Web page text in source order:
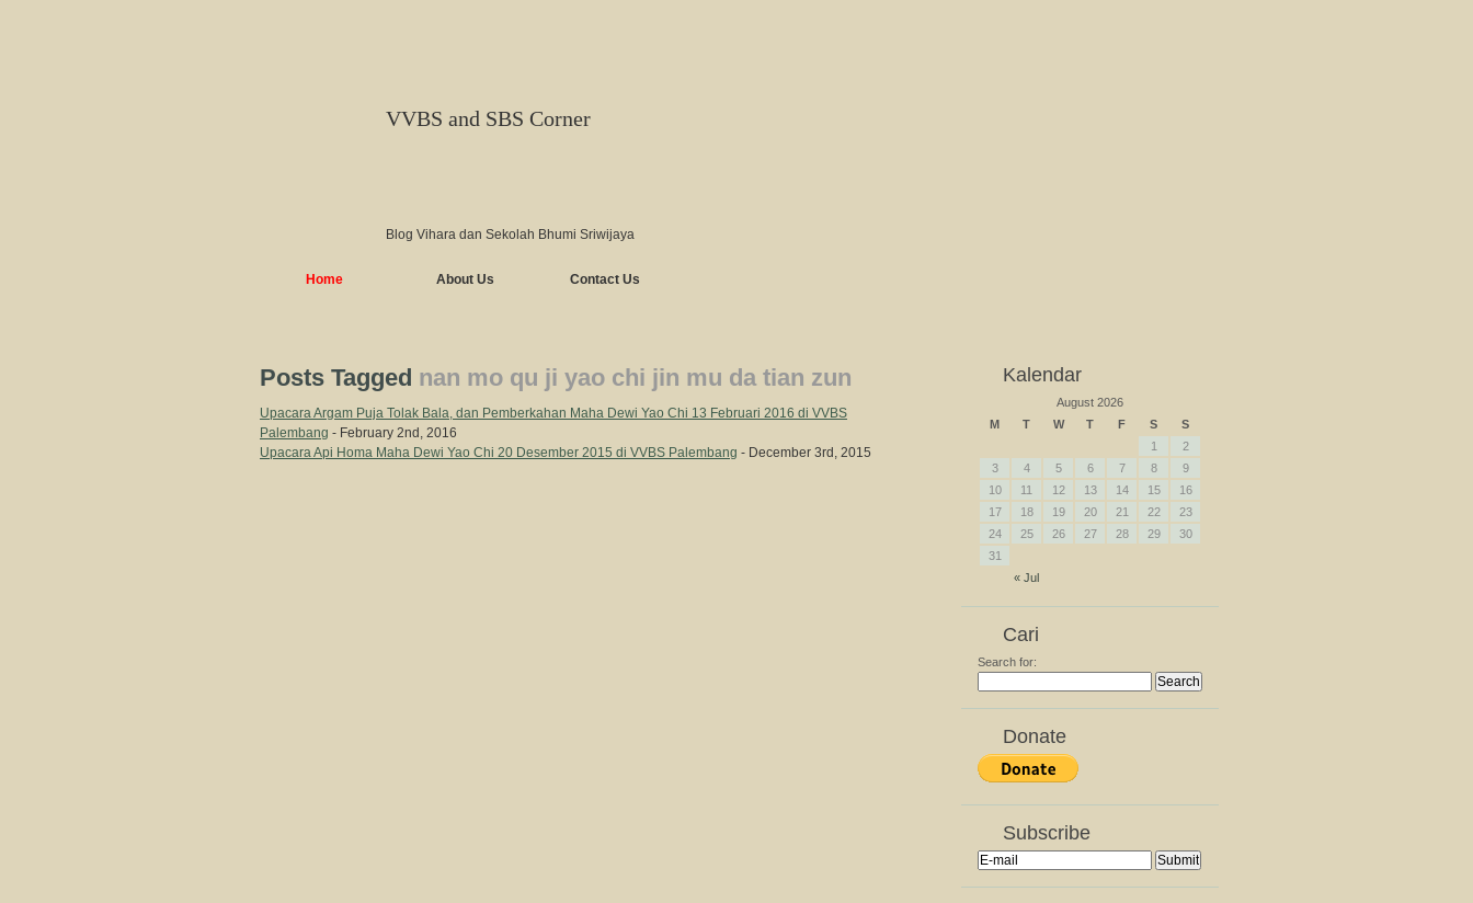
VVBS and SBS Corner
Blog Vihara dan Sekolah Bhumi Sriwijaya
Home About Us Contact Us
Posts Tagged nan mo qu ji yao chi jin mu da tian zun
Upacara Argam Puja Tolak Bala, dan Pemberkahan Maha Dewi Yao Chi 13 Februari 2016 di VVBS
Palembang - February 2nd, 2016
Upacara Api Homa Maha Dewi Yao Chi 20 Desember 2015 di VVBS Palembang - December 3rd, 2015
Kalendar
August 2026
M
T W T F S S
« Jul
1
2
3
4 5 6 7 8
9
10
11 12 13 14 15
16
17
18 19 20 21 22
23
24
25 26 27 28 29
30
31
Cari
Search for:
Donate
Subscribe